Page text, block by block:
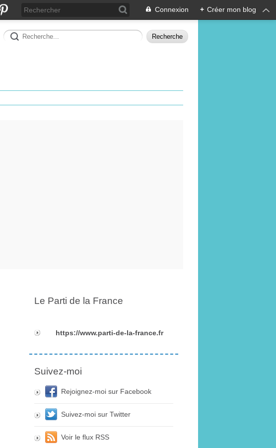
Connexion + Créer mon blog
Le Parti de la France
https://www.parti-de-la-france.fr
Suivez-moi
Rejoignez-moi sur Facebook
Suivez-moi sur Twitter
Voir le flux RSS